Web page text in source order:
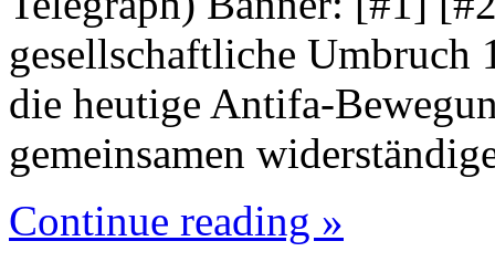
gesellschaftliche
die heutige Antifa-
gemeinsamen
Continue reading »